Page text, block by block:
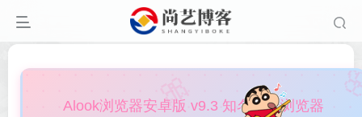
🎀
Alook浏览器安卓版 v9.3 知名三无浏览器